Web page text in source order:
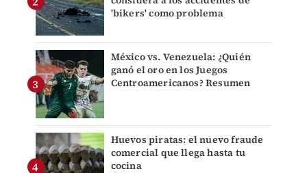
'bikers' como problema
México vs. Venezuela: ¿Quién
ganó el oro en los Juegos
Centroamericanos? Resumen
Huevos piratas: el nuevo fraude
comercial que llega hasta tu
cocina